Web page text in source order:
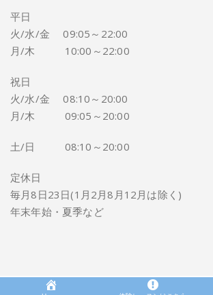
平日
火/水/金 09:05～22:00
月/木 10:00～22:00
祝日
火/水/金 08:10～20:00
月/木 09:05～20:00
土/日 08:10～20:00
定休日
毎月8日23日(1月2月8月12月は除く)
年末年始・夏季など